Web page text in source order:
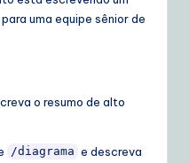
uma equipe sênior de
o resumo de alto
/diagrama e descreva